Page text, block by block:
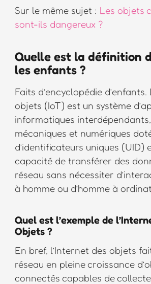
Sur le même sujet : Les objets
sont-ils dangereux ?
Quelle est la définition
les enfants ?
Faits d’encyclopédie d’enfants.
objets (IoT) est un système
informatiques
mécaniques et numériques
d’identificateurs uniques (UID)
capacité de transférer des
réseau sans nécessiter
à homme ou d’homme à
Quel est l’exemple de
Objets ?
En bref, l’Internet des objets
réseau en pleine croissance
connectés capables de